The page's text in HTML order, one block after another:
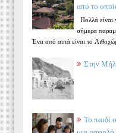
από το
Πολλά
σήμερα
Ένα από αυτά είναι το
Στην
Το παιδί